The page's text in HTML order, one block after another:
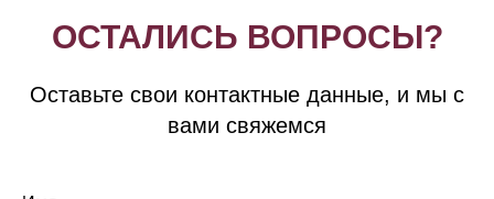
ОСТАЛИСЬ ВОПРОСЫ?
Оставьте свои контактные данные, и мы с
вами свяжемся